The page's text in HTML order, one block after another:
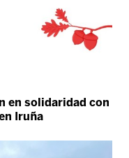
en solidaridad con
Iruña